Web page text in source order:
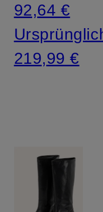
92,64 €
219,99 €